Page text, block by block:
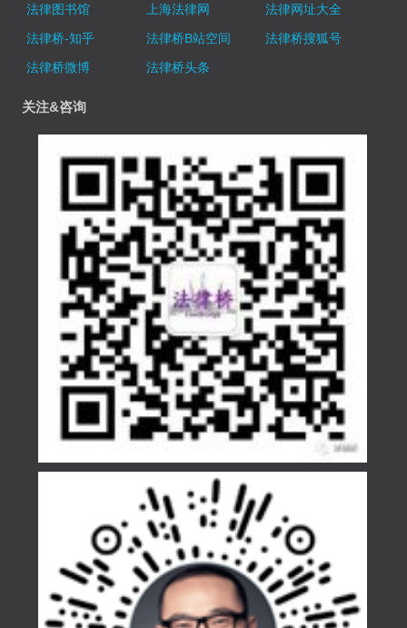
法律图书馆 上海法律网
法律网址大全
法律桥-知乎
法律桥B站空间
法律桥搜狐号
法律桥微博
法律桥头条
关注&咨询